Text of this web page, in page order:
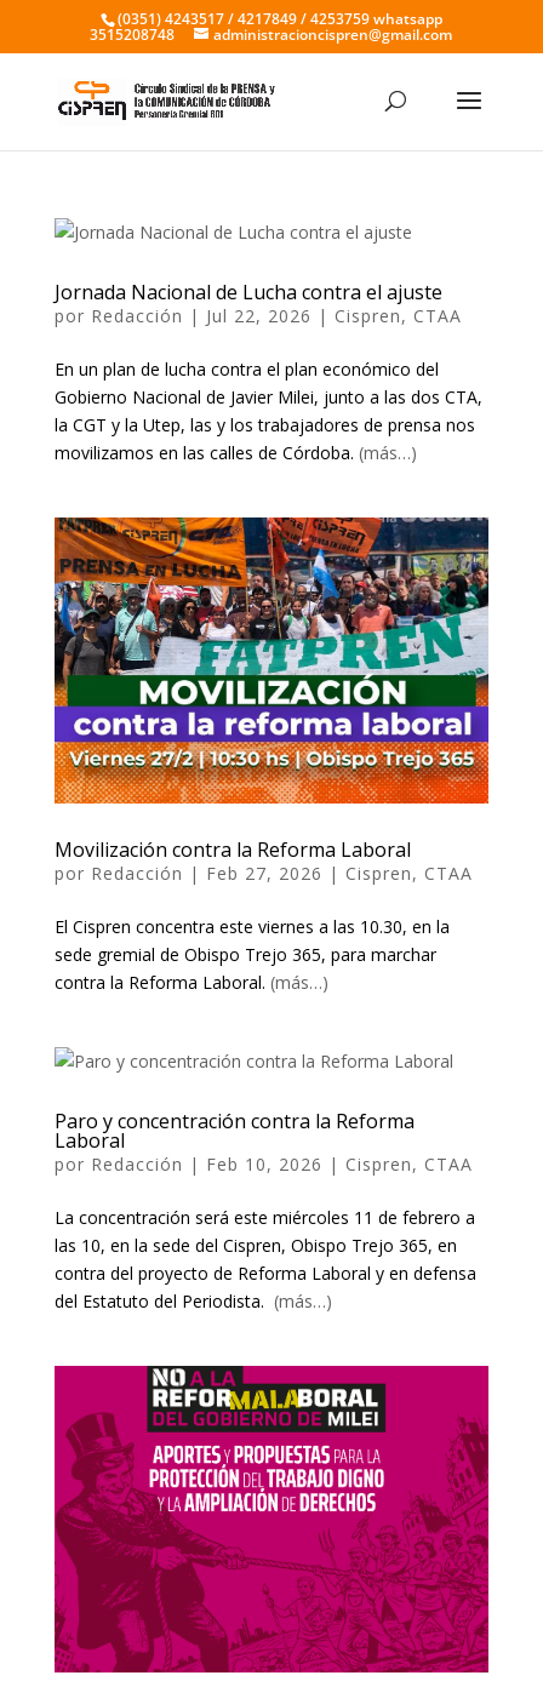
(0351) 4243517 / 4217849 / 4253759 whatsapp
3515208748 administracioncispren@gmail.com
Jornada Nacional de Lucha contra el ajuste
por Redacción | Jul 22, 2026 | Cispren, CTAA
En un plan de lucha contra el plan económico del
Gobierno Nacional de Javier Milei, junto a las dos CTA,
la CGT y la Utep, las y los trabajadores de prensa nos
movilizamos en las calles de Córdoba. (más…)
Movilización contra la Reforma Laboral
por Redacción | Feb 27, 2026 | Cispren, CTAA
El Cispren concentra este viernes a las 10.30, en la
sede gremial de Obispo Trejo 365, para marchar
contra la Reforma Laboral. (más…)
Paro y concentración contra la Reforma
Laboral
por Redacción | Feb 10, 2026 | Cispren, CTAA
La concentración será este miércoles 11 de febrero a
las 10, en la sede del Cispren, Obispo Trejo 365, en
contra del proyecto de Reforma Laboral y en defensa
del Estatuto del Periodista. (más…)